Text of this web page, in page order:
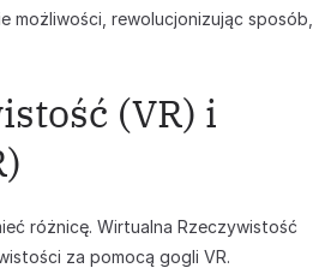
możliwości, rewolucjonizując sposób,
(VR) i
różnicę. Wirtualna Rzeczywistość
za pomocą gogli VR.